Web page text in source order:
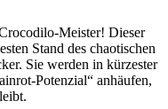
Meister! Dieser
Stand des chaotischen
Sie werden in kürzester
Potenzial“ anhäufen,